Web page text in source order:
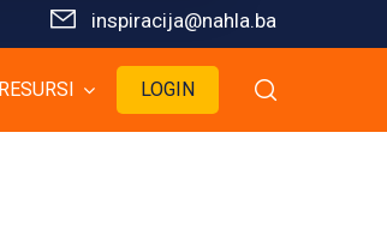
inspiracija@nahla.bа
RESURSI LOGIN